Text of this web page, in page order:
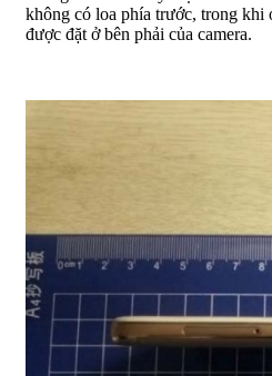
không có loa phía trước, trong khi
được đặt ở bên phải của camera.